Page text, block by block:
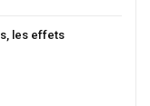
les effets